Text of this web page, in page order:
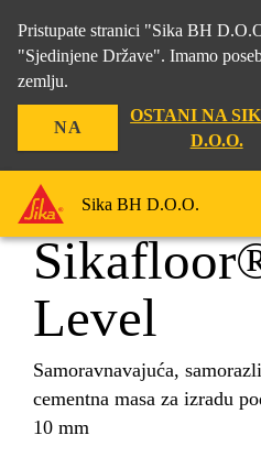
Pristupate stranici "Sika BH
"Sjedinjene Države". Imamo
zemlju.
NA
OSTANI NA
D.O.O.
Sika BH D.O.O.
...
Level
Samoravnavajuća,
cementna masa za izradu
10 mm